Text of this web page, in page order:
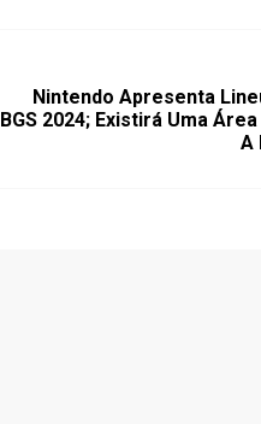
Nintendo Apresenta
BGS 2024; Existirá Uma
A